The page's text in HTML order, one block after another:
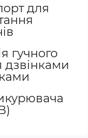
для
гучного
дзвінками